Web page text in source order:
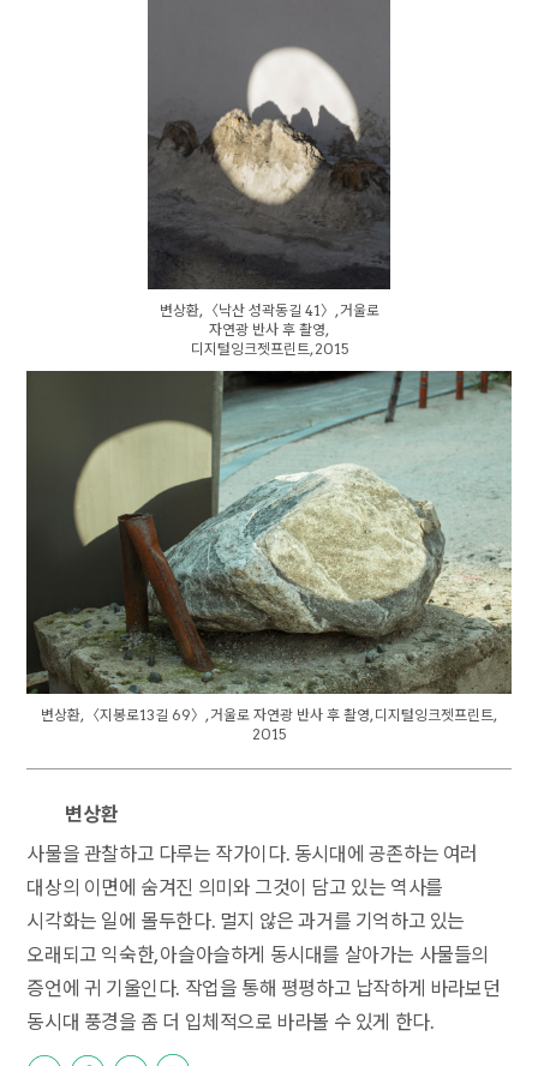
변상환, 〈낙산 성곽동길 41〉, 거울로
자연광 반사 후 촬영,
디지털잉크젯프린트, 2015
변상환, 〈지봉로13길 69〉, 거울로 자연광 반사 후 촬영, 디지털잉크젯프린트,
2015
변상환
사물을 관찰하고 다루는 작가이다. 동시대에 공존하는 여러
대상의 이면에 숨겨진 의미와 그것이 담고 있는 역사를
시각화는 일에 몰두한다. 멀지 않은 과거를 기억하고 있는
오래되고 익숙한, 아슬아슬하게 동시대를 살아가는 사물들의
증언에 귀 기울인다. 작업을 통해 평평하고 납작하게 바라보던
동시대 풍경을 좀 더 입체적으로 바라볼 수 있게 한다.